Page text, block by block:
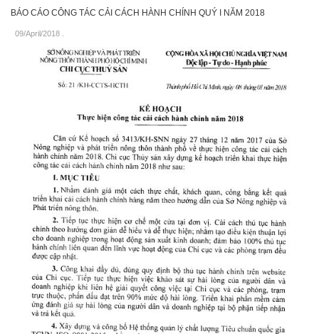
BÁO CÁO CÔNG TÁC CẢI CÁCH HÀNH CHÍNH QUÝ I NĂM 2018
09/April/2018